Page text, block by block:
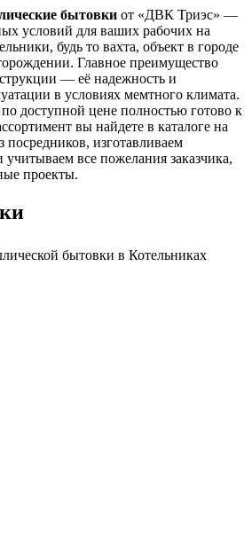
бытовки от «ДВК Триэс» —
условий для ваших рабочих на
будь то вахта, объект в городе
Главное преимущество
— её надежность и
в условиях мемтного климата.
доступной цене полностью готово к
вы найдете в каталоге на
посредников, изготавливаем
все пожелания заказчика,
проекты.